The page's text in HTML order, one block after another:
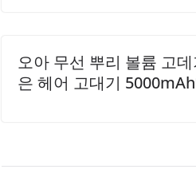
오아 무선 뿌리 볼륨 고
은 헤어 고대기